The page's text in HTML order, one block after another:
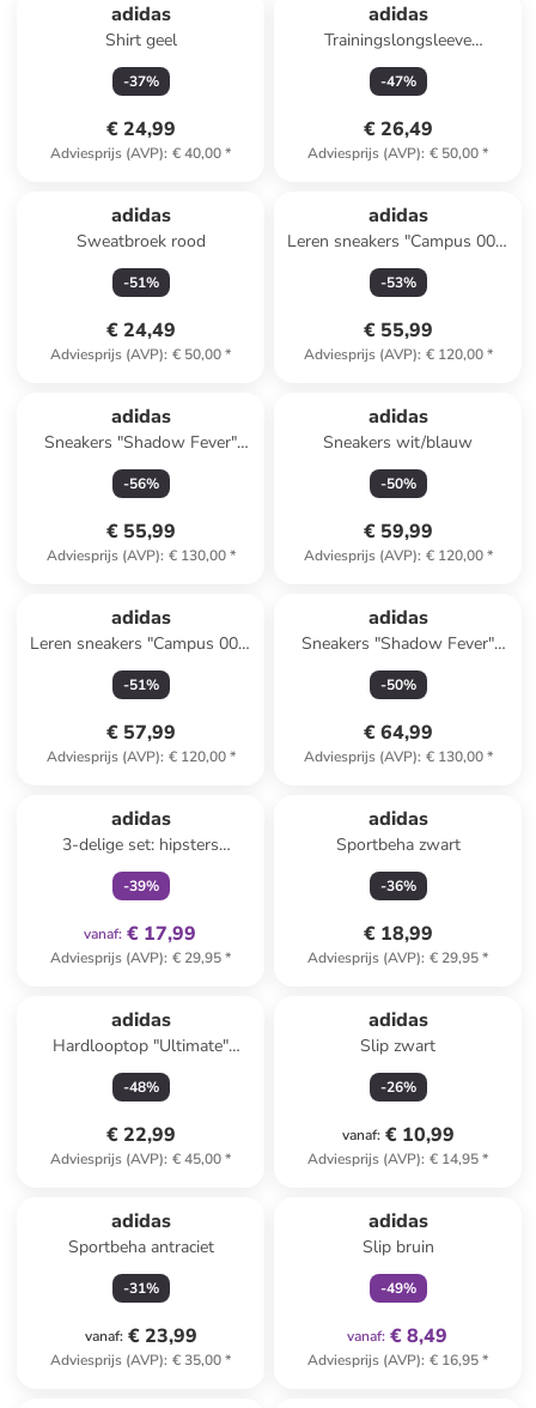
adidas
Shirt geel
-37%
€ 24,99
Adviesprijs (AVP): € 40,00*
adidas
Trainingslongsleeve
"Performance z linii
Hyperglam" zwart
-47%
€ 26,49
Adviesprijs (AVP): € 50,00*
adidas
Sweatbroek rood
-51%
€ 24,49
Adviesprijs (AVP): € 50,00*
adidas
Leren sneakers "Campus 00s"
beige
-53%
€ 55,99
Adviesprijs (AVP): € 120,00*
adidas
Sneakers "Shadow Fever"
zwart
-56%
€ 55,99
Adviesprijs (AVP): € 130,00*
adidas
Sneakers wit/blauw
-50%
€ 59,99
Adviesprijs (AVP): € 120,00*
adidas
Leren sneakers "Campus 00s"
zwart
-51%
€ 57,99
Adviesprijs (AVP): € 120,00*
adidas
Sneakers "Shadow Fever"
beige
-50%
€ 64,99
Adviesprijs (AVP): € 130,00*
adidas
3-delige set: hipsters
wit/lichtblauw/roze
-39%
vanaf: € 17,99
Adviesprijs (AVP): € 29,95*
adidas
Sportbeha zwart
-36%
€ 18,99
Adviesprijs (AVP): € 29,95*
adidas
Hardlooptop "Ultimate"
antraciet
-48%
€ 22,99
Adviesprijs (AVP): € 45,00*
adidas
Slip zwart
-26%
vanaf: € 10,99
Adviesprijs (AVP): € 14,95*
adidas
Sportbeha antraciet
-31%
vanaf: € 23,99
Adviesprijs (AVP): € 35,00*
adidas
Slip bruin
-49%
vanaf: € 8,49
Adviesprijs (AVP): € 16,95*